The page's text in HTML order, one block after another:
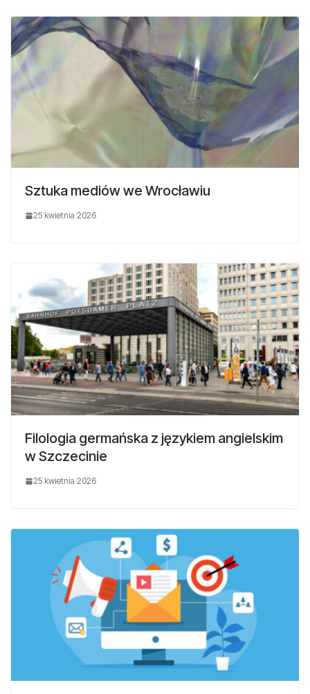
Sztuka mediów we Wrocławiu
25 kwietnia 2026
Filologia germańska z językiem angielskim
w Szczecinie
25 kwietnia 2026